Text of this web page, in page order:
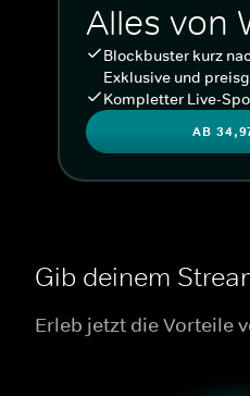
Alles von
Blockbuster kurz
Exklusive und
Kompletter Live-
AB
Gib deinem
Erleb jetzt die Vorteile